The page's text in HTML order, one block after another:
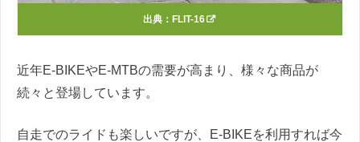
出典： FLIT-16
近年E-BIKEやE-MTBの需要が高まり、様々な商品が
続々と登場しています。
自走でのライドも楽しいですが、E-BIKEを利用すれば今